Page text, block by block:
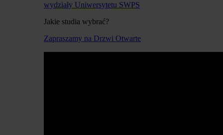
wydziały Uniwersytetu SWPS
Jakie studia wybrać?
Zapraszamy na Drzwi Otwarte